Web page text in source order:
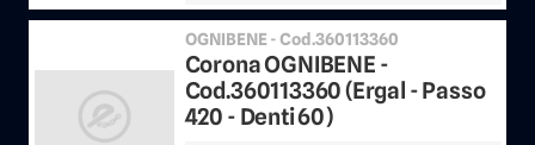
OGNIBENE - Cod.360113360
Corona OGNIBENE -
Cod.360113360 (Ergal - Passo
420 - Denti 60)